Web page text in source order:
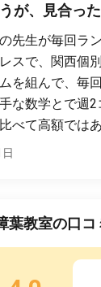
が、見合っ
先生が毎回ラ
スで、関西個
を組んで、毎
な数学とで週
べて高額では
葉教室の口コ